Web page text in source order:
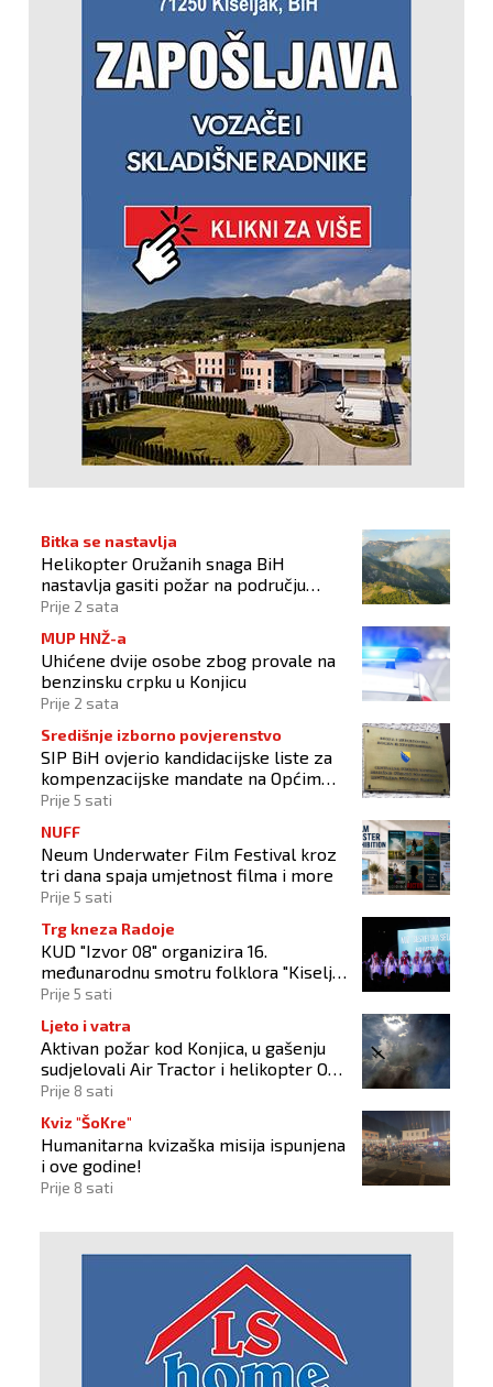
Bitka se nastavlja
Helikopter Oružanih snaga BiH
nastavlja gasiti požar na području
Konjica
Prije 2 sata
MUP HNŽ-a
Uhićene dvije osobe zbog provale na
benzinsku crpku u Konjicu
Prije 2 sata
Središnje izborno povjerenstvo
SIP BiH ovjerio kandidacijske liste za
kompenzacijske mandate na Općim
izborima 2026
Prije 5 sati
NUFF
Neum Underwater Film Festival kroz
tri dana spaja umjetnost filma i more
Prije 5 sati
Trg kneza Radoje
KUD "Izvor 08" organizira 16.
međunarodnu smotru folklora "Kiseljak
2026"
Prije 5 sati
Ljeto i vatra
Aktivan požar kod Konjica, u gašenju
sudjelovali Air Tractor i helikopter OS-
a BiH
Prije 8 sati
Kviz "ŠoKre"
Humanitarna kvizaška misija ispunjena
i ove godine!
Prije 8 sati